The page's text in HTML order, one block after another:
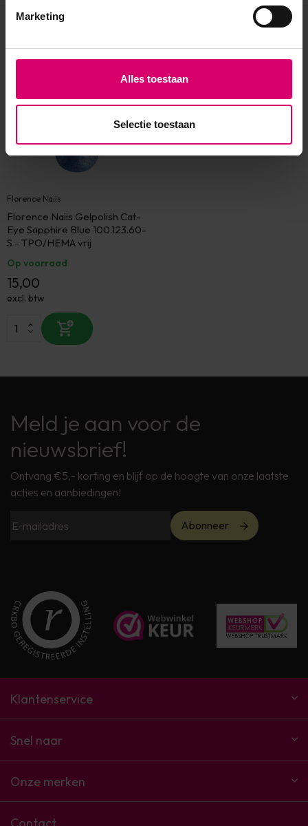
Marketing
Alles toestaan
Selectie toestaan
Florence Nails
Florence Nails Gelpolish Cat-
Eye Sapphire Blue 100.123.60-
S - TPO/HEMA vrij
Op voorraad
15,00
excl. btw
Meld je aan voor de
nieuwsbrief!
Ontvang €5,- korting en blijf op de hoogte van onze laatste
acties en aanbiedingen!
Abonneer
Klantenservice
Snel naar
Onze merken
Contact